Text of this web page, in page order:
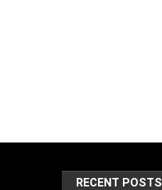
RECENT POSTS